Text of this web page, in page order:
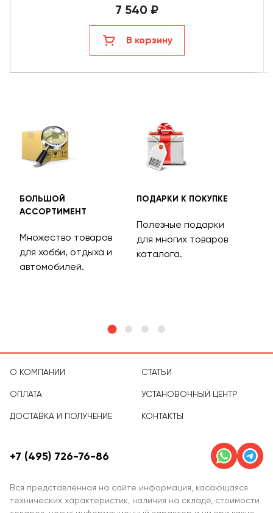
7 540 ₽
В корзину
БОЛЬШОЙ
АССОРТИМЕНТ
Множество товаров
для хобби, отдыха и
автомобилей.
ПОДАРКИ К ПОКУПКЕ
Полезные подарки
для многих товаров
каталога.
О КОМПАНИИ
ОПЛАТА
ДОСТАВКА И ПОЛУЧЕНИЕ
СТАТЬИ
УСТАНОВОЧНЫЙ ЦЕНТР
КОНТАКТЫ
Вся представленная на сайте информация, касающаяся
технических характеристик, наличия на складе, стоимости
+7 (495) 726-76-86